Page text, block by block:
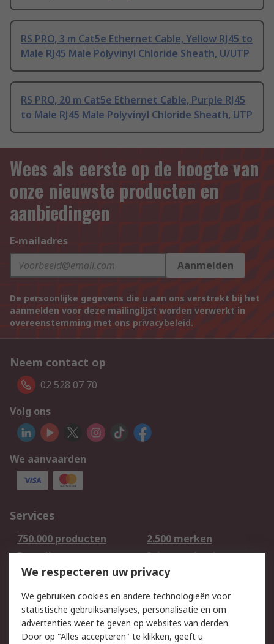
RS PRO, 3 m Cat5e Ethernet Cable, Yellow RJ45 to
Male RJ45 Male Polyvinyl Chloride Sheath, U/UTP
RS PRO, 20 m Cat5e Ethernet Cable, Purple RJ45
to Male RJ45 Male Polyvinyl Chloride Sheath, UTP
Wees als eerste op de hoogte van
onze nieuwste producten en
aanbiedingen
E-mailadres
Aanmelden
De persoonlijke gegevens die u aan ons verstrekt bij het
aanmelden voor deze mailinglijst worden verwerkt in
overeenstemming met ons privacybeleid.
Neem contact op
02 528 07 70
Volg ons
We aanvaarden
Services
750.000 producten
2.500 merken
Bestellen
Inkoopoplossingen
Retouren
Technisch advies
Track & Trace
Wettelijk
We respecteren uw privacy
We gebruiken cookies en andere technologieën voor
statistische gebruiksanalyses, personalisatie en om
advertenties weer te geven op websites van derden.
Door op "Alles accepteren" te klikken, geeft u